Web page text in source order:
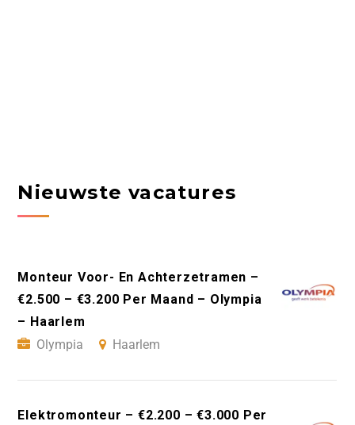
Nieuwste vacatures
Monteur Voor- En Achterzetramen –
€2.500 – €3.200 Per Maand – Olympia
– Haarlem
Olympia
Haarlem
Elektromonteur – €2.200 – €3.000 Per